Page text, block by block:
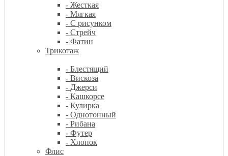
- Жесткая
- Мягкая
- С рисунком
- Стрейч
- Фатин
Трикотаж
- Блестящий
- Вискоза
- Джерси
- Кашкорсе
- Кулирка
- Однотонный
- Рибана
- Футер
- Хлопок
Флис